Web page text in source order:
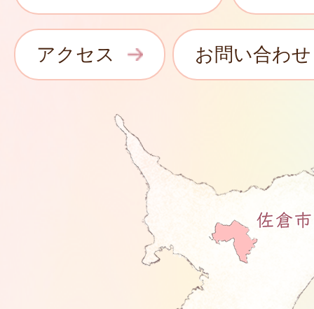
アクセス お問い合わせ